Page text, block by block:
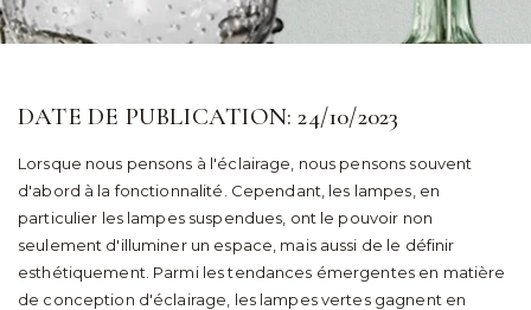
DATE DE PUBLICATION: 24/10/2023
Lorsque nous pensons à l'éclairage, nous pensons souvent
d'abord à la fonctionnalité. Cependant, les lampes, en
particulier les lampes suspendues, ont le pouvoir non
seulement d'illuminer un espace, mais aussi de le définir
esthétiquement. Parmi les tendances émergentes en matière
de conception d'éclairage, les lampes vertes gagnent en